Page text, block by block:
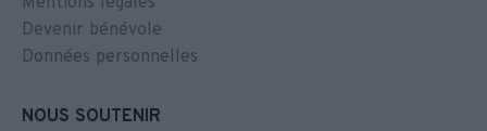
Devenir bénévole
Données personnelles
NOUS SOUTENIR